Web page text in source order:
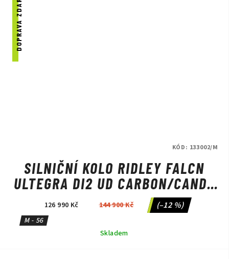
DOPRAVA ZDARMA
SILNIČNÍ KOLO RIDLEY FALCN
ULTEGRA DI2 UD CARBON/CANDY
RED METALLIC/SILVER
126 990 Kč 144 900 Kč (–12 %)
M - 56
Skladem
KÓD: 133002/M